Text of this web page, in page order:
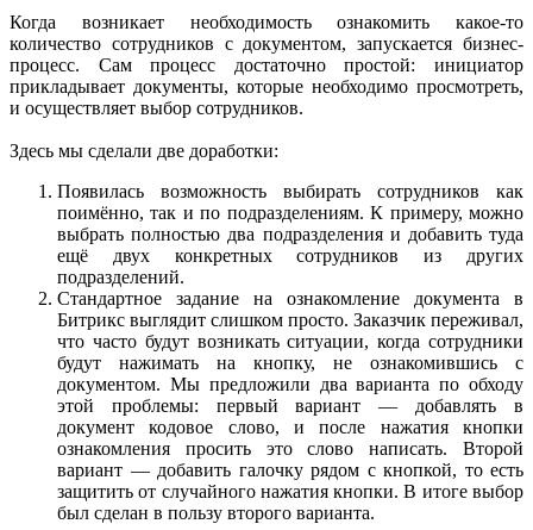
Когда возникает необходимость ознакомить какое-то
количество сотрудников с документом, запускается бизнес-
процесс. Сам процесс достаточно простой: инициатор
прикладывает документы, которые необходимо просмотреть,
и осуществляет выбор сотрудников.
Здесь мы сделали две доработки:
Появилась возможность выбирать сотрудников как
поимённо, так и по подразделениям. К примеру, можно
выбрать полностью два подразделения и добавить туда
ещё двух конкретных сотрудников из других
подразделений.
Стандартное задание на ознакомление документа в
Битрикс выглядит слишком просто. Заказчик переживал,
что часто будут возникать ситуации, когда сотрудники
будут нажимать на кнопку, не ознакомившись с
документом. Мы предложили два варианта по обходу
этой проблемы: первый вариант — добавлять в
документ кодовое слово, и после нажатия кнопки
ознакомления просить это слово написать. Второй
вариант — добавить галочку рядом с кнопкой, то есть
защитить от случайного нажатия кнопки. В итоге выбор
был сделан в пользу второго варианта.